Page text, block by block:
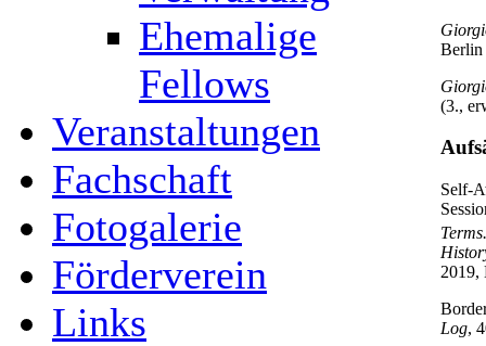
Ehemalige
Fellows
Veranstaltungen
Fachschaft
Fotogalerie
Förderverein
Links
Berlin
(3.,
Self-
2019,
Log,